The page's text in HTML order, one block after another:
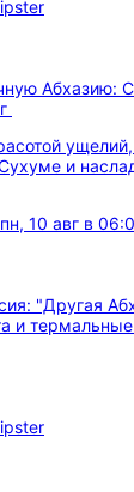
Абхазию:
и
пн, 10 авг в